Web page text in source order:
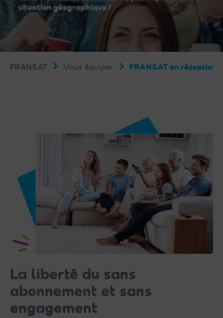
situation géographique !
FRANSAT Vous équiper FRANSAT en réception
La liberté du sans
abonnement et sans
engagement